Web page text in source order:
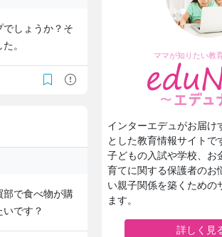
しょうか？そ
。
部で食べ物が購
です？
ママが知りたい教
インターエデュがお届け
とした教育情報サイトで
子どもの入試や学校、お
育てに関する保護者のお
い親子関係を築くための
ます。
詳しく見